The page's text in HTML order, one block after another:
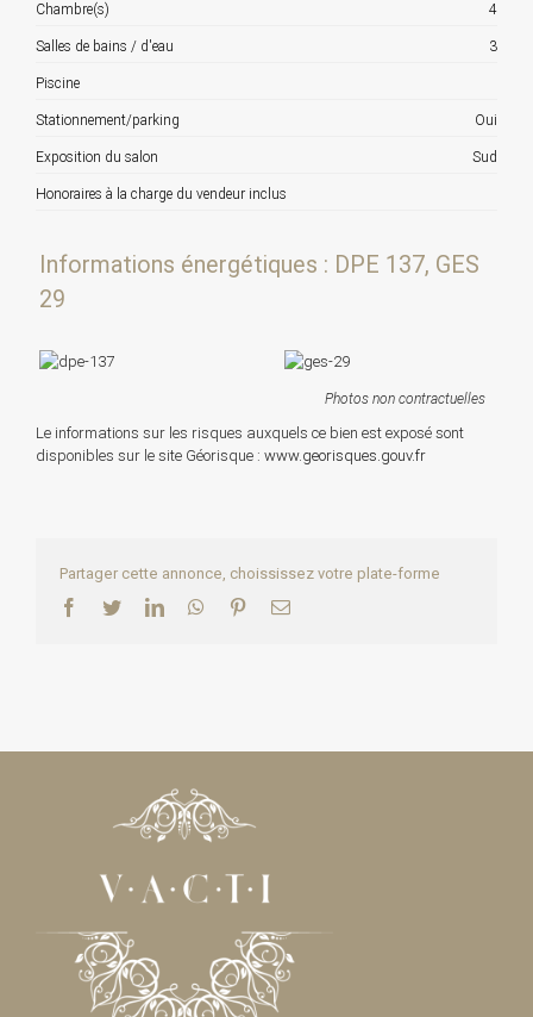
Chambre(s) 4
Salles de bains / d'eau 3
Piscine
Stationnement/parking Oui
Exposition du salon Sud
Honoraires à la charge du vendeur inclus
Informations énergétiques : DPE 137, GES
29
Photos non contractuelles
Le informations sur les risques auxquels ce bien est exposé sont
disponibles sur le site Géorisque : www.georisques.gouv.fr
Partager cette annonce, choississez votre plate-forme
Facebook
TwitterLinkedInWhatsApp
PinterestEmail